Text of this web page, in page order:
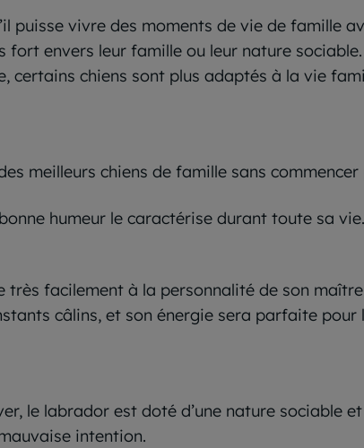
puisse vivre des moments de vie de famille
envers leur famille ou leur nature
certains chiens sont plus adaptés à la vie
meilleurs chiens de famille sans commencer
humeur le caractérise durant toute sa
très facilement à la personnalité de son
câlins, et son énergie sera parfaite pour
le labrador est doté d’une nature sociable
intention.